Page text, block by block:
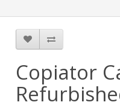
Copiator